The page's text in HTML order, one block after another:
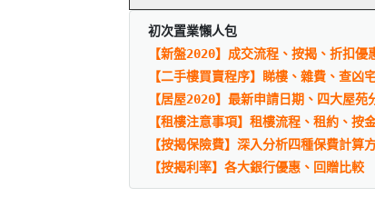
初次置業懶人包
【新盤2020】成交流程、按揭、折扣優
【二手樓買賣程序】睇樓、雜費、查凶
【居屋2020】最新申請日期、四大屋
【租樓注意事項】租樓流程、租約、按
【按揭保險費】深入分析四種保費計算
【按揭利率】各大銀行優惠、回贈比較